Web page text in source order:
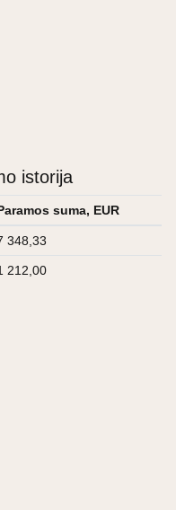
istorija
suma, EUR
348,33
212,00